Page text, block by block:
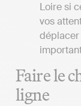
Loire si
vos
déplacer
Faire le
ligne